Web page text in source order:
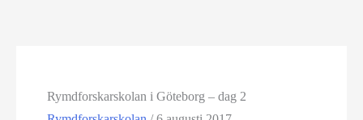
Rymdforskarskolan i Göteborg – dag 2